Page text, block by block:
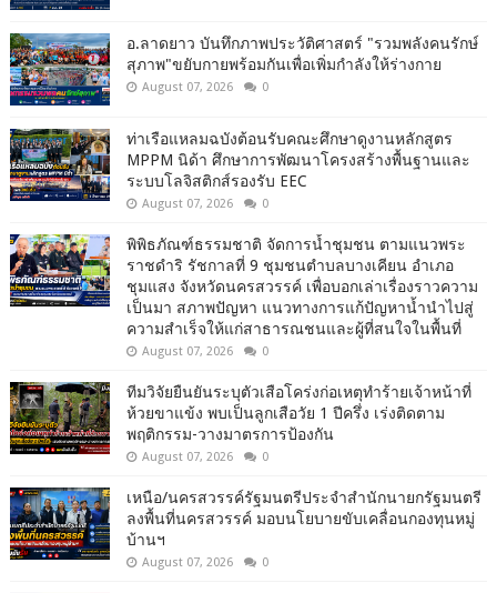
อ.ลาดยาว บันทึกภาพประวัติศาสตร์ "รวมพลังคนรักษ์
สุภาพ"ขยับกายพร้อมกันเพื่อเพิ่มกำลังให้ร่างกาย
August 07, 2026 0
ท่าเรือแหลมฉบังต้อนรับคณะศึกษาดูงานหลักสูตร
MPPM นิด้า ศึกษาการพัฒนาโครงสร้างพื้นฐานและ
ระบบโลจิสติกส์รองรับ EEC
August 07, 2026 0
พิพิธภัณฑ์ธรรมชาติ จัดการน้ำชุมชน ตามแนวพระ
ราชดำริ รัชกาลที่ 9 ชุมชนตำบลบางเคียน อำเภอ
ชุมแสง จังหวัดนครสวรรค์ เพื่อบอกเล่าเรื่องราวความ
เป็นมา สภาพปัญหา แนวทางการแก้ปัญหาน้ำนำไปสู่
ความสำเร็จให้แก่สาธารณชนและผู้ที่สนใจในพื้นที่
August 07, 2026 0
ทีมวิจัยยืนยันระบุตัวเสือโคร่งก่อเหตุทำร้ายเจ้าหน้าที่
ห้วยขาแข้ง พบเป็นลูกเสือวัย 1 ปีครึ่ง เร่งติดตาม
พฤติกรรม-วางมาตรการป้องกัน
August 07, 2026 0
เหนือ/นครสวรรค์รัฐมนตรีประจำสำนักนายกรัฐมนตรี
ลงพื้นที่นครสวรรค์ มอบนโยบายขับเคลื่อนกองทุนหมู่
บ้านฯ
August 07, 2026 0